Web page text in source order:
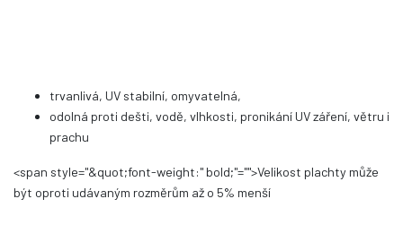
trvanlivá, UV stabilní, omyvatelná,
odolná proti dešti, vodě, vlhkosti, pronikání UV záření, větru i
prachu
<span style="&quot;font-weight:" bold;"="">Velikost plachty může
být oproti udávaným rozměrům až o 5% menší